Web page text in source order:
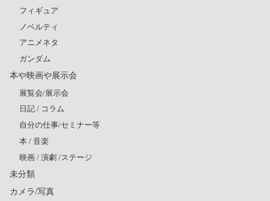
フィギュア
ノベルティ
アニメネタ
ガンダム
本や映画や展示会
展覧会/展示会
日記 / コラム
自分の仕事/セミナー等
本 / 音楽
映画 / 演劇 /ステージ
未分類
カメラ/写真